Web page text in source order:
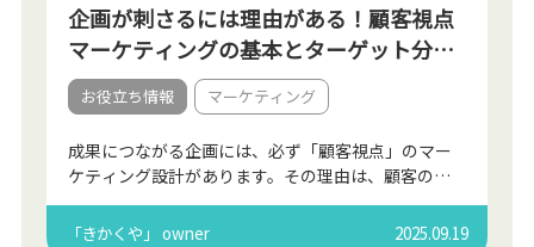
企画が刺さるには理由がある！顧客視点
マーケティングの基本とターゲット分析
の進め方
お役立ち情報 マーケティング
成果につながる企画には、必ず「顧客視点」のマー
ケティング設計があります。その理由は、顧客の行
動や感情に基づいた分析によって、ニーズと共鳴す
るプランが実現できるからです。この記事では、プ
「きかくや」 owner 2025.09.19